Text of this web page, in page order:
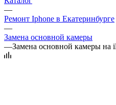
—
Ремонт Iphone в Екатеринбурге
—
Замена основной камеры
—Замена основной камеры на